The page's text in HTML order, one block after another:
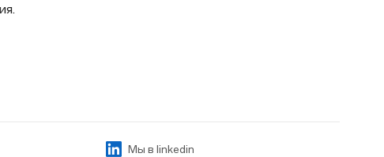
Мы в linkedin